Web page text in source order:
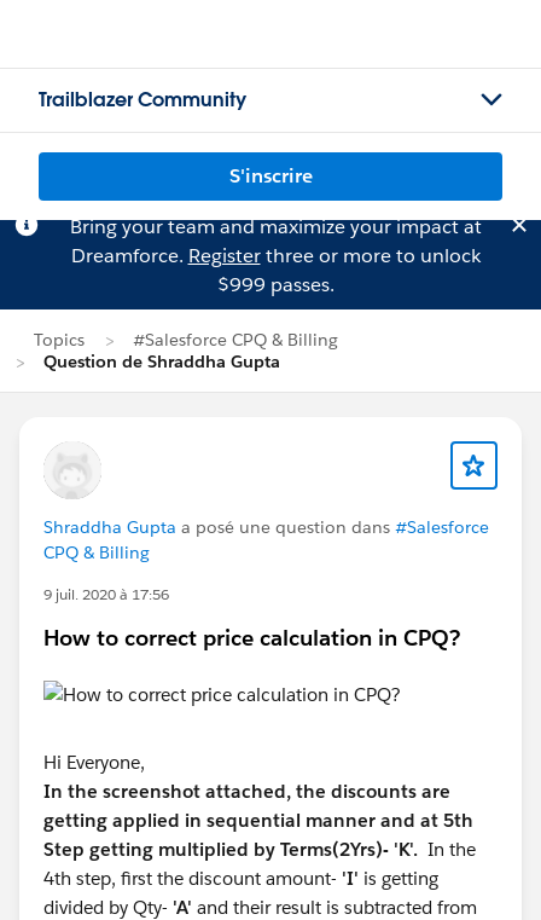
Trailblazer Community
S'inscrire
Bring your team and maximize your impact at
Dreamforce. Registerthree or more to unlock
$999 passes.
Topics
#Salesforce CPQ & Billing
Question de Shraddha Gupta
Shraddha Gupta a posé une question dans #Salesforce
CPQ & Billing
9 juil. 2020 à 17:56
How to correct price calculation in CPQ?
Hi Everyone,
In the screenshot attached, the discounts are
getting applied in sequential manner and at 5th
Step getting multiplied by Terms(2Yrs)- 'K'. In the
4th step, first the discount amount- 'I' is getting
divided by Qty- 'A' and their result is subtracted from